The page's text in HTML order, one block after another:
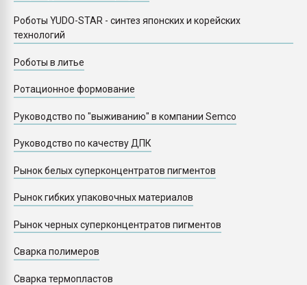
Роботы YUDO-STAR - синтез японских и корейских
технологий
Роботы в литье
Ротационное формование
Руководство по "выживанию" в компании Semco
Руководство по качеству ДПК
Рынок белых суперконцентратов пигментов
Рынок гибких упаковочных материалов
Рынок черных суперконцентратов пигментов
Сварка полимеров
Сварка термопластов